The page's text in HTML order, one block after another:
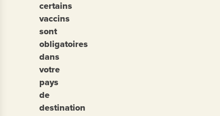
certains
vaccins
sont
obligatoires
dans
votre
pays
de
destination